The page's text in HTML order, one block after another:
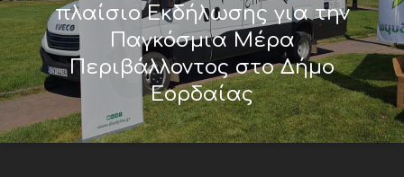
πλαίσιο Εκδήλωσης για την
Παγκόσμια Μέρα
Περιβάλλοντος στο Δήμο
Εορδαίας